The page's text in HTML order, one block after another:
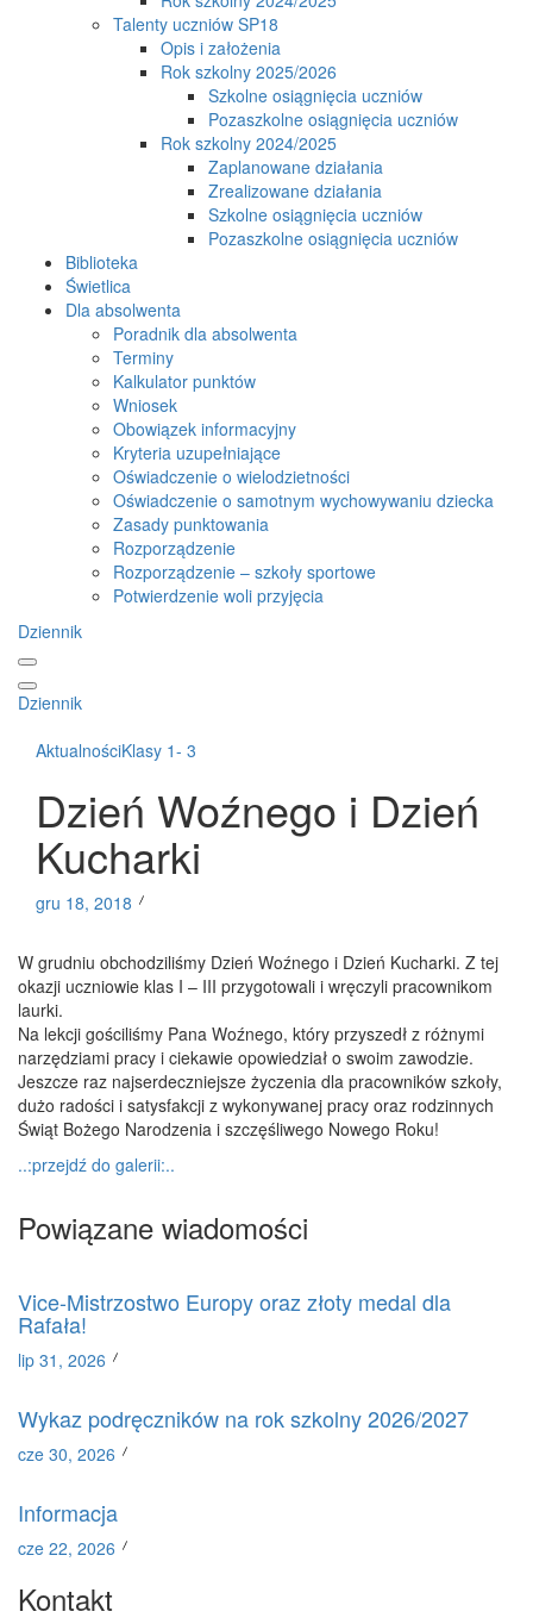
Talenty uczniów SP18
Opis i założenia
Rok szkolny 2025/2026
Szkolne osiągnięcia uczniów
Pozaszkolne osiągnięcia uczniów
Rok szkolny 2024/2025
Zaplanowane działania
Zrealizowane działania
Szkolne osiągnięcia uczniów
Pozaszkolne osiągnięcia uczniów
Biblioteka
Świetlica
Dla absolwenta
Poradnik dla absolwenta
Terminy
Kalkulator punktów
Wniosek
Obowiązek informacyjny
Kryteria uzupełniające
Oświadczenie o wielodzietności
Oświadczenie o samotnym wychowywaniu dziecka
Zasady punktowania
Rozporządzenie
Rozporządzenie – szkoły sportowe
Potwierdzenie woli przyjęcia
Dziennik
Dziennik
AktualnościKlasy 1- 3
Dzień Woźnego i Dzień
Kucharki
gru 18, 2018
W grudniu obchodziliśmy Dzień Woźnego i Dzień Kucharki. Z tej
okazji uczniowie klas I – III przygotowali i wręczyli pracownikom
laurki.
Na lekcji gościliśmy Pana Woźnego, który przyszedł z różnymi
narzędziami pracy i ciekawie opowiedział o swoim zawodzie.
Jeszcze raz najserdeczniejsze życzenia dla pracowników szkoły,
dużo radości i satysfakcji z wykonywanej pracy oraz rodzinnych
Świąt Bożego Narodzenia i szczęśliwego Nowego Roku!
..:przejdź do galerii:..
Powiązane wiadomości
Vice-Mistrzostwo Europy oraz złoty medal dla
Rafała!
lip 31, 2026
Wykaz podręczników na rok szkolny 2026/2027
cze 30, 2026
Informacja
cze 22, 2026
Kontakt